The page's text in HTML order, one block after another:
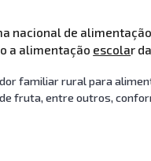
nacional de alimentação
a alimentação escolar
familiar rural para
fruta, entre outros,